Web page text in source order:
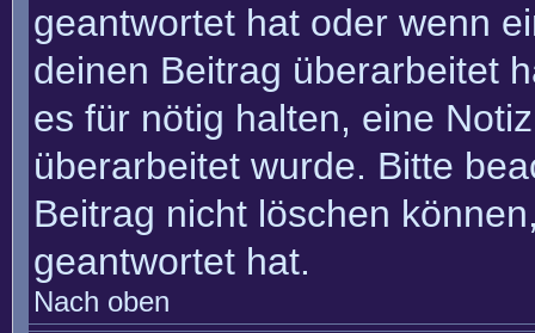
geantwortet hat oder wenn
deinen Beitrag überarbeitet
es für nötig halten, eine
überarbeitet wurde. Bitte
Beitrag nicht löschen
geantwortet hat.
Nach oben